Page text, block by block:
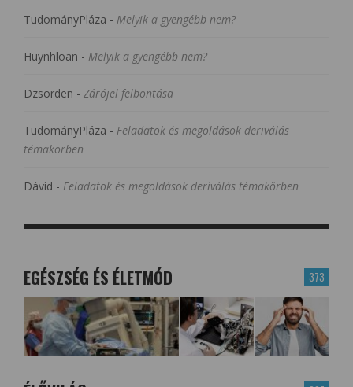
TudományPláza - Melyik a gyengébb nem?
Huynhloan - Melyik a gyengébb nem?
Dzsorden - Zárójel felbontása
TudományPláza - Feladatok és megoldások deriválás
témakörben
Dávid - Feladatok és megoldások deriválás témakörben
373
EGÉSZSÉG ÉS ÉLETMÓD